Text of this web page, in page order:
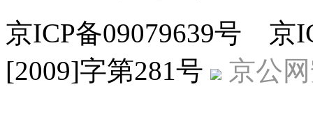
京ICP备09079639号 京
[2009]字第281号
京公